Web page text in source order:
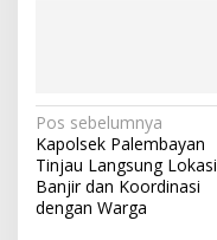
N
a
v
Pos sebelumnya
Kapolsek Palembayan
Tinjau Langsung Lokasi
Banjir dan Koordinasi
dengan Warga